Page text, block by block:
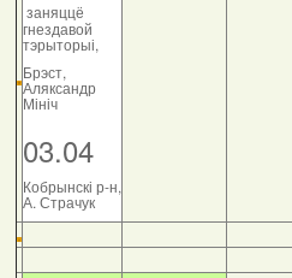
заняццё
гнездавой
тэрыторыі,
Брэст,
Аляксандр
Мініч
03.04
Кобрынскі р-н,
А. Страчук